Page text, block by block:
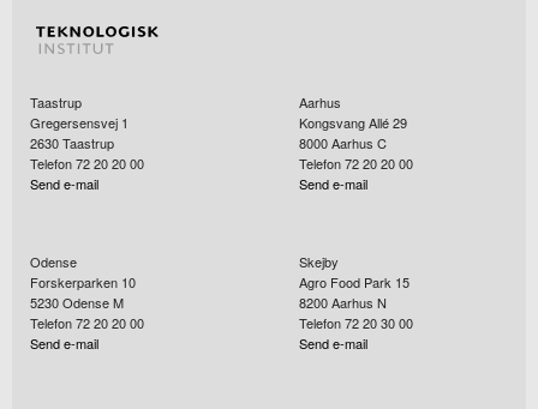
Taastrup
Gregersensvej 1
2630Taastrup
Telefon 72 20 20 00
Send e-mail
Aarhus
Kongsvang Allé 29
8000Aarhus C
Telefon 72 20 20 00
Send e-mail
Odense
Forskerparken 10
5230Odense M
Telefon 72 20 20 00
Send e-mail
Skejby
Agro Food Park 15
8200Aarhus N
Telefon 72 20 30 00
Send e-mail